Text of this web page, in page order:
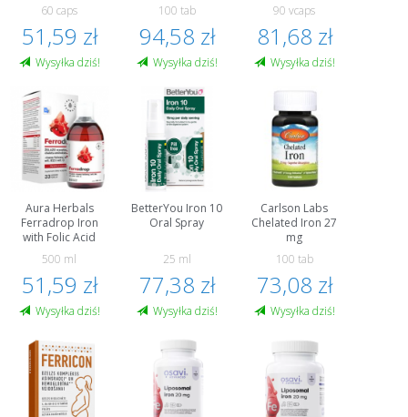
60 caps
51,59 zł
Wysyłka dziś!
100 tab
94,58 zł
Wysyłka dziś!
90 vcaps
81,68 zł
Wysyłka dziś!
Aura Herbals
Ferradrop Iron
with Folic Acid
500 ml
51,59 zł
Wysyłka dziś!
BetterYou Iron 10
Oral Spray
25 ml
77,38 zł
Wysyłka dziś!
Carlson Labs
Chelated Iron 27
mg
100 tab
73,08 zł
Wysyłka dziś!